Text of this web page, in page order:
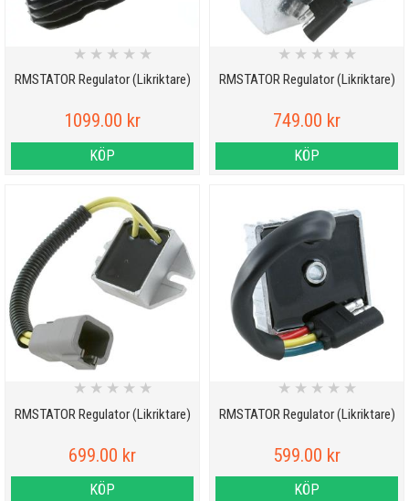
RMSTATOR Regulator (Likriktare)
★ ★ ★ ★ ★
1099.00 kr
KÖP
RMSTATOR Regulator (Likriktare)
★ ★ ★ ★ ★
749.00 kr
KÖP
RMSTATOR Regulator (Likriktare)
★ ★ ★ ★ ★
699.00 kr
KÖP
RMSTATOR Regulator (Likriktare)
★ ★ ★ ★ ★
599.00 kr
KÖP